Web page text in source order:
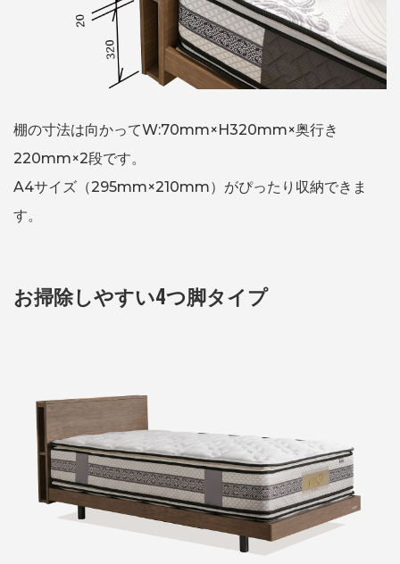
棚の寸法は向かってW:70mm×H320mm×奥行き
220mm×2段です。
A4サイズ（295mm×210mm）がぴったり収納できま
す。
お掃除しやすい4つ脚タイプ